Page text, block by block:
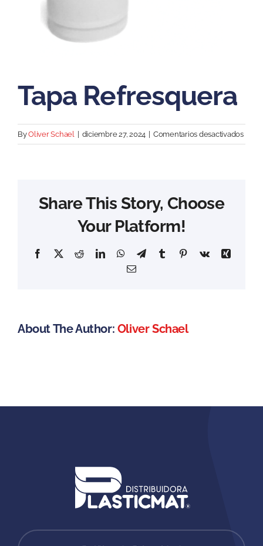
Tapa Refresquera
ByOliver Schael diciembre 27, 2024 Comentarios desactivadosen
Tapa
Share This Story, Choose
Your Platform!
Facebook
X RedditLinkedInWhatsApp
TelegramTumblrPinterestVk
Xing
Email
About The Author: Oliver Schael